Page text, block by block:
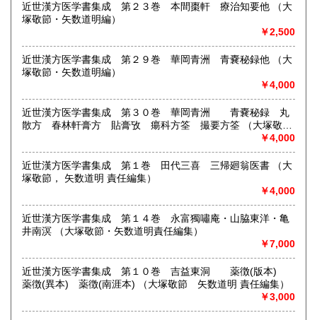
近世漢方医学書集成 第２３巻 本間棗軒 療治知要他 （大
塚敬節・矢数道明編）
￥2,500
近世漢方医学書集成 第２９巻 華岡青洲 青嚢秘録他 （大
塚敬節・矢数道明編）
￥4,000
近世漢方医学書集成 第３０巻 華岡青洲 青嚢秘録 丸
散方 春林軒膏方 貼膏攷 瘍科方筌 撮要方筌 （大塚敬
￥4,000
近世漢方医学書集成 第１巻 田代三喜 三帰廻翁医書 （大
塚敬節， 矢数道明 責任編集）
￥4,000
近世漢方医学書集成 第１４巻 永富獨嘯庵・山脇東洋・亀
井南溟 （大塚敬節・矢数道明責任編集）
￥7,000
近世漢方医学書集成 第１０巻 吉益東洞 薬徴(版本)
薬徴(異本) 薬徴(南涯本) （大塚敬節 矢数道明 責任編集）
￥3,000